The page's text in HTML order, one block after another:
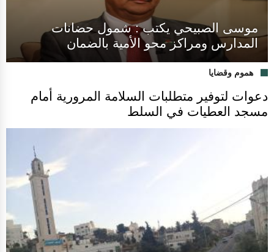
موسى الصبيحي يكتب : شمول حضانات
المدارس ومراكز محو الأمية بالضمان
هموم وقضايا
دعوات لتوفير متطلبات السلامة المرورية أمام
مسجد العطيات في السلط